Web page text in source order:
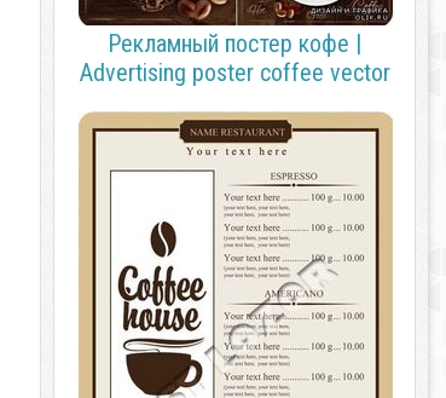
Рекламный постер кофе |
Advertising poster coffee vector